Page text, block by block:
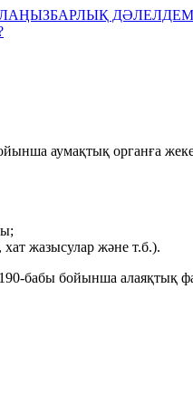
БАРЛЫҚ
аумақтық органға жеке
хат жазысулар және т.б.).
бабы бойынша алаяқтық